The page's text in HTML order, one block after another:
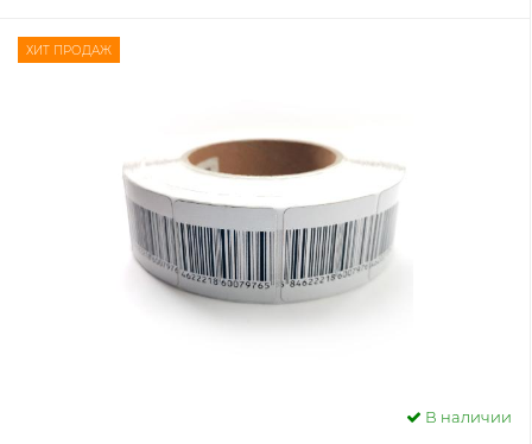
ХИТ ПРОДАЖ
В наличии